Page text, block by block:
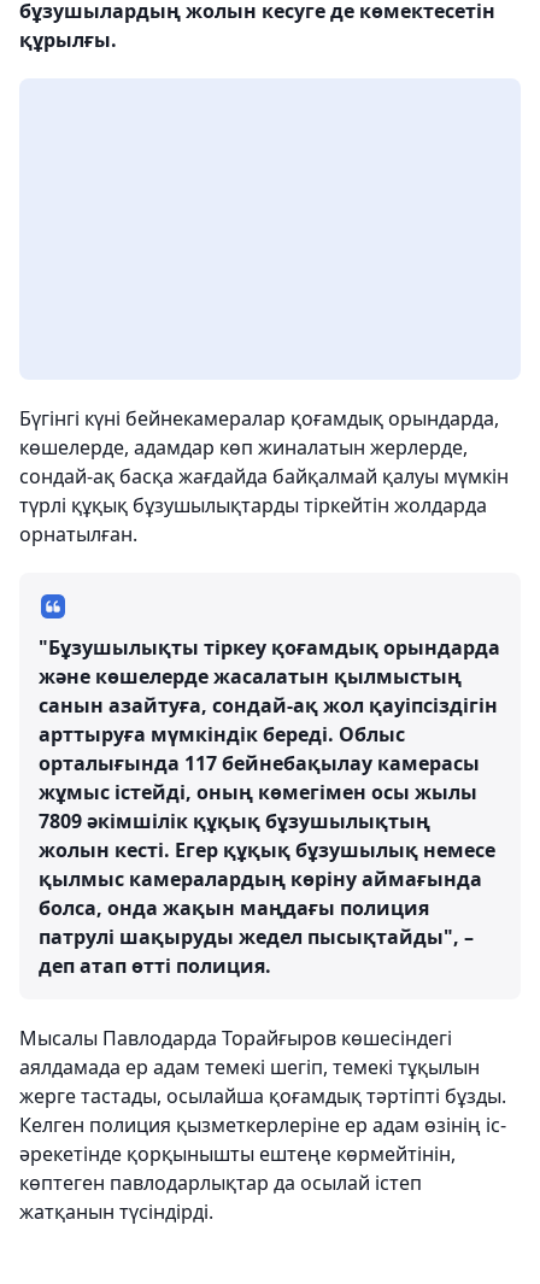
бұзушылардың жолын кесуге де көмектесетін
құрылғы.
Бүгінгі күні бейнекамералар қоғамдық орындарда,
көшелерде, адамдар көп жиналатын жерлерде,
сондай-ақ басқа жағдайда байқалмай қалуы мүмкін
түрлі құқық бұзушылықтарды тіркейтін жолдарда
орнатылған.
"Бұзушылықты тіркеу қоғамдық орындарда
және көшелерде жасалатын қылмыстың
санын азайтуға, сондай-ақ жол қауіпсіздігін
арттыруға мүмкіндік береді. Облыс
орталығында 117 бейнебақылау камерасы
жұмыс істейді, оның көмегімен осы жылы
7809 әкімшілік құқық бұзушылықтың
жолын кесті. Егер құқық бұзушылық немесе
қылмыс камералардың көріну аймағында
болса, онда жақын маңдағы полиция
патрулі шақыруды жедел пысықтайды", –
деп атап өтті полиция.
Мысалы Павлодарда Торайғыров көшесіндегі
аялдамада ер адам темекі шегіп, темекі тұқылын
жерге тастады, осылайша қоғамдық тәртіпті бұзды.
Келген полиция қызметкерлеріне ер адам өзінің іс-
әрекетінде қорқынышты ештеңе көрмейтінін,
көптеген павлодарлықтар да осылай істеп
жатқанын түсіндірді.